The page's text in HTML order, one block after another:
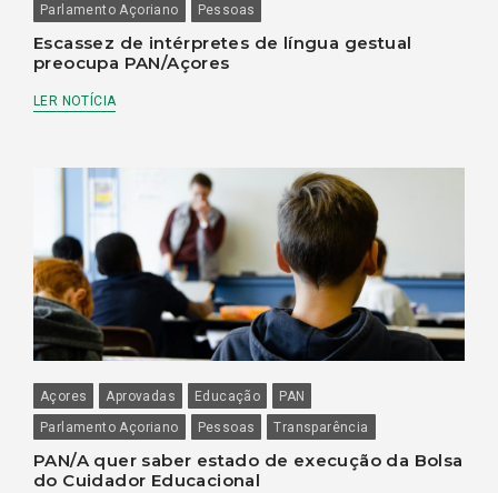
Parlamento Açoriano
Pessoas
Escassez de intérpretes de língua gestual
preocupa PAN/Açores
LER NOTÍCIA
Açores Aprovadas Educação
PAN
Parlamento Açoriano
Pessoas Transparência
PAN/A quer saber estado de execução da Bolsa
do Cuidador Educacional